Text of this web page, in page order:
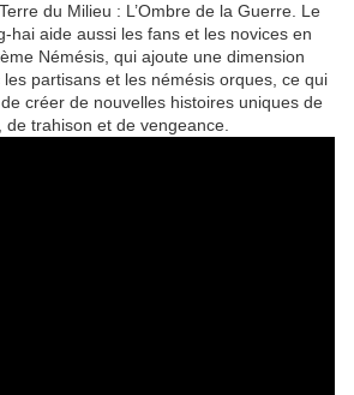
du Milieu : L’Ombre de la Guerre. Le
hai aide aussi les fans et les novices en
Némésis, qui ajoute une dimension
partisans et les némésis orques, ce qui
créer de nouvelles histoires uniques de
de trahison et de vengeance.